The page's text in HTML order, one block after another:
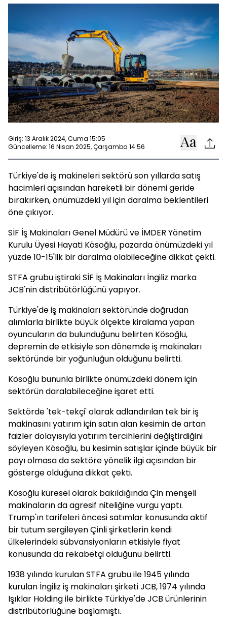
Giriş: 13 Aralık 2024, Cuma 15:05
Güncelleme: 16 Nisan 2025, Çarşamba 14:56
Türkiye'de iş makineleri sektörü son yıllarda satış
hacimleri açısından hareketli bir dönemi geride
bırakırken, önümüzdeki yıl için daralma beklentileri
öne çıkıyor.
SİF İş Makinaları Genel Müdürü ve İMDER Yönetim
Kurulu Üyesi Hayati Kösoğlu, pazarda önümüzdeki yıl
yüzde 10-15'lik bir daralma olabileceğine dikkat çekti.
STFA grubu iştiraki SİF İş Makinaları İngiliz marka
JCB'nin distribütörlüğünü yapıyor.
Türkiye'de iş makinaları sektöründe doğrudan
alımlarla birlikte büyük ölçekte kiralama yapan
oyuncuların da bulunduğunu belirten Kösoğlu,
depremin de etkisiyle son dönemde iş makinaları
sektöründe bir yoğunluğun olduğunu belirtti.
Kösoğlu bununla birlikte önümüzdeki dönem için
sektörün daralabileceğine işaret etti.
Sektörde 'tek-tekçi' olarak adlandırılan tek bir iş
makinasını yatırım için satın alan kesimin de artan
faizler dolayısıyla yatırım tercihlerini değiştirdiğini
söyleyen Kösoğlu, bu kesimin satışlar içinde büyük bir
payı olmasa da sektöre yönelik ilgi açısından bir
gösterge olduğuna dikkat çekti.
Kösoğlu küresel olarak bakıldığında Çin menşeli
makinaların da agresif niteliğine vurgu yaptı.
Trump'ın tarifeleri öncesi satımlar konusunda aktif
bir tutum sergileyen Çinli şirketlerin kendi
ülkelerindeki sübvansiyonların etkisiyle fiyat
konusunda da rekabetçi olduğunu belirtti.
1938 yılında kurulan STFA grubu ile 1945 yılında
kurulan İngiliz iş makinaları şirketi JCB, 1974 yılında
Işıklar Holding ile birlikte Türkiye'de JCB ürünlerinin
distribütörlüğüne başlamıştı.